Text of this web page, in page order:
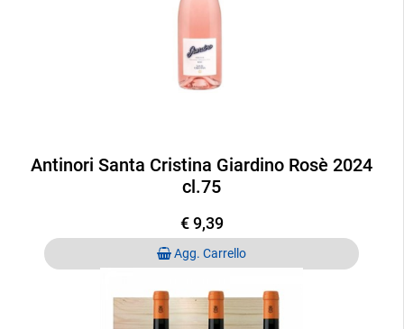
Antinori Santa Cristina Giardino Rosè 2024
cl.75
€ 9,39
Quantità
Agg. Carrello